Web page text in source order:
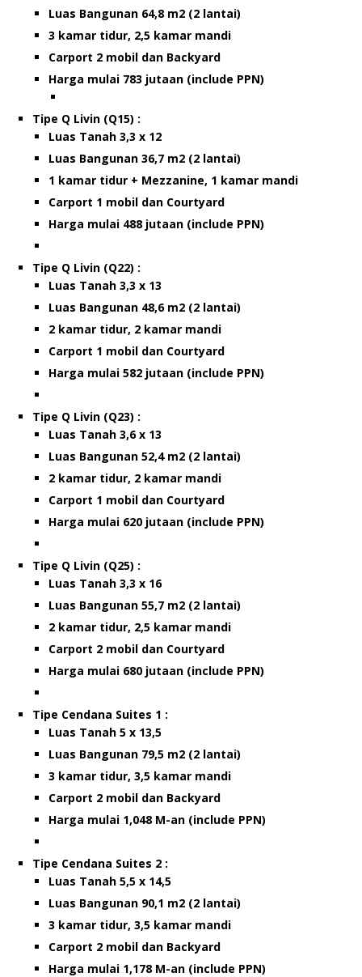
Luas Bangunan 64,8 m2 (2 lantai)
3 kamar tidur, 2,5 kamar mandi
Carport 2 mobil dan Backyard
Harga mulai 783 jutaan (include PPN)
Tipe Q Livin (Q15) :
Luas Tanah 3,3 x 12
Luas Bangunan 36,7 m2 (2 lantai)
1 kamar tidur + Mezzanine, 1 kamar mandi
Carport 1 mobil dan Courtyard
Harga mulai 488 jutaan (include PPN)
Tipe Q Livin (Q22) :
Luas Tanah 3,3 x 13
Luas Bangunan 48,6 m2 (2 lantai)
2 kamar tidur, 2 kamar mandi
Carport 1 mobil dan Courtyard
Harga mulai 582 jutaan (include PPN)
Tipe Q Livin (Q23) :
Luas Tanah 3,6 x 13
Luas Bangunan 52,4 m2 (2 lantai)
2 kamar tidur, 2 kamar mandi
Carport 1 mobil dan Courtyard
Harga mulai 620 jutaan (include PPN)
Tipe Q Livin (Q25) :
Luas Tanah 3,3 x 16
Luas Bangunan 55,7 m2 (2 lantai)
2 kamar tidur, 2,5 kamar mandi
Carport 2 mobil dan Courtyard
Harga mulai 680 jutaan (include PPN)
Tipe Cendana Suites 1 :
Luas Tanah 5 x 13,5
Luas Bangunan 79,5 m2 (2 lantai)
3 kamar tidur, 3,5 kamar mandi
Carport 2 mobil dan Backyard
Harga mulai 1,048 M-an (include PPN)
Tipe Cendana Suites 2 :
Luas Tanah 5,5 x 14,5
Luas Bangunan 90,1 m2 (2 lantai)
3 kamar tidur, 3,5 kamar mandi
Carport 2 mobil dan Backyard
Harga mulai 1,178 M-an (include PPN)